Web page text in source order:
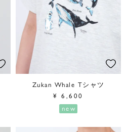
Zukan Whale Tシャツ
¥ 6,600
new